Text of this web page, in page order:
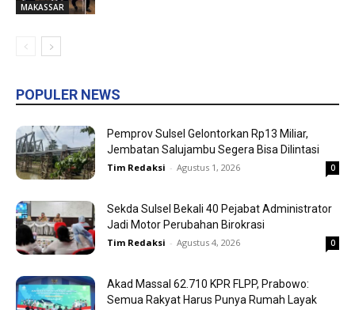
MAKASSAR
POPULER NEWS
Pemprov Sulsel Gelontorkan Rp13 Miliar,
Jembatan Salujambu Segera Bisa Dilintasi
Tim Redaksi - Agustus 1, 2026 0
Sekda Sulsel Bekali 40 Pejabat Administrator
Jadi Motor Perubahan Birokrasi
Tim Redaksi - Agustus 4, 2026 0
Akad Massal 62.710 KPR FLPP, Prabowo:
Semua Rakyat Harus Punya Rumah Layak